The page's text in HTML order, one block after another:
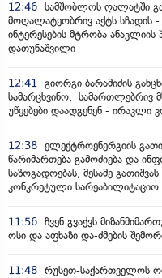
12:46 სამშობლოს ღალატში
მოღალატეობრივ აქტს სჩადის
ინტერესების მტრობა
დათუნაშვილი
12:41 გიორგი ბარამიძის
სამარცხვინო, სამართლებრივ
უწყებები დაადგენენ - ირაკლი
12:38 ელექტროენერგიის
წარიმართება გამოძიება და
საზოგადოებას, მესამე
კონკრეტული სარეაბილიტაციო
11:56 ჩვენ გვაქვს
ოსი და აფხაზი და-ძმების
11:48 რუსეთ-საქართველოს